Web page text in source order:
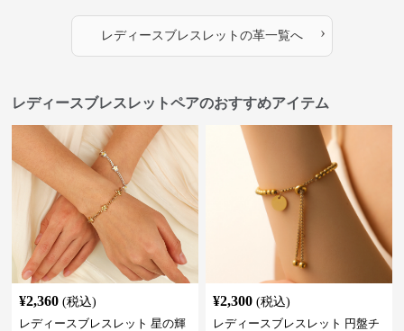
レディースブレスレット の革一覧へ ›
レディースブレスレットペアのおすすめアイテム
¥2,360 (税込)
レディースブレスレット 星の輝
¥2,300 (税込)
レディースブレスレット 円盤チ